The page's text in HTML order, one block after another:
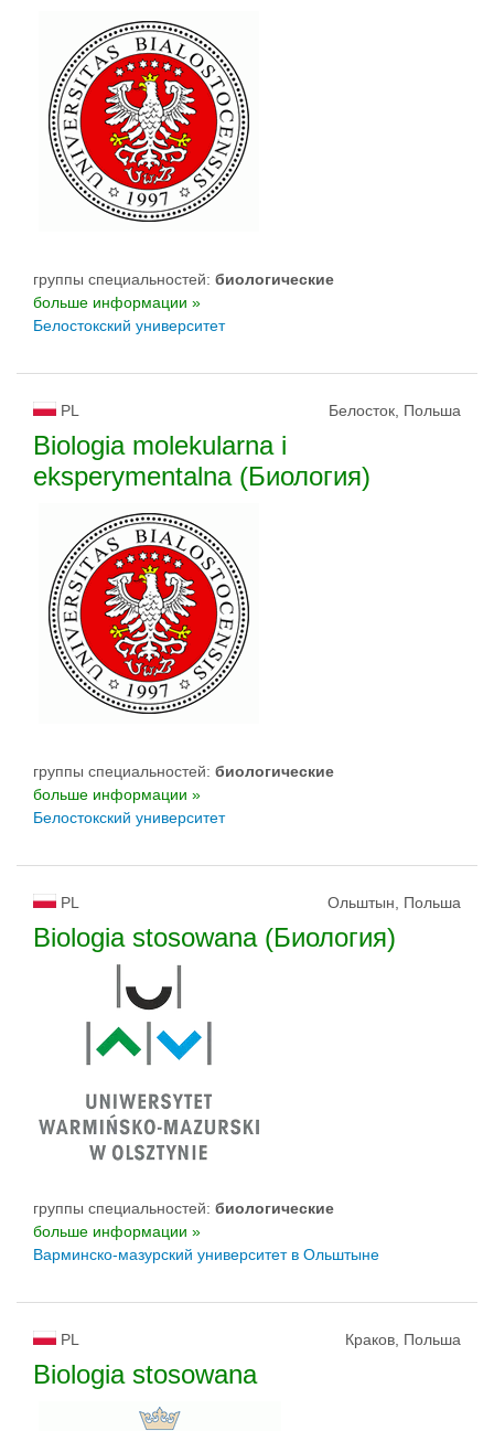
группы специальностей: биологическиe
больше информации »
Белостокский университет
PL Белосток, Польша
Biologia molekularna i
eksperymentalna (Биология)
группы специальностей: биологическиe
больше информации »
Белостокский университет
PL Ольштын, Польша
Biologia stosowana (Биология)
группы специальностей: биологическиe
больше информации »
Варминско-мазурский yниверситет в Ольштыне
PL Краков, Польша
Biologia stosowana